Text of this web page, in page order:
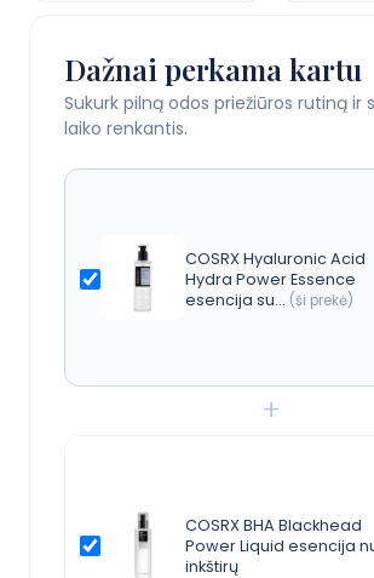
Dažnai perkama kartu
Sukurk pilną odos priežiūros rutiną ir
laiko renkantis.
COSRX Hyaluronic Acid
Hydra Power Essence
esencija su… (ši prekė)
+
COSRX BHA Blackhead
Power Liquid esencija
inkštirų